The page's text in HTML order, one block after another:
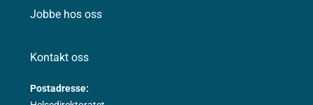
Jobbe hos oss
Kontakt oss
Postadresse: